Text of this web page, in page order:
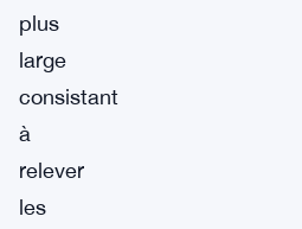
plus
large
consistant
à
relever
les